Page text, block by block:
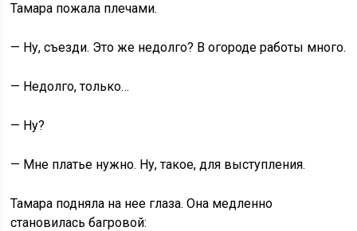
Тамара пожала плечами.
— Ну, съезди. Это же недолго? В огороде работы много.
— Недолго, только…
— Ну?
— Мне платье нужно. Ну, такое, для выступления.
Тамара подняла на нее глаза. Она медленно
становилась багровой: